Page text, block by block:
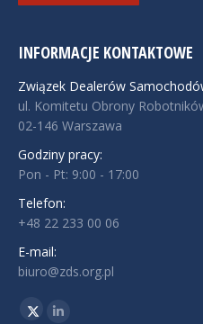
INFORMACJE KONTAKTOWE
Związek Dealerów
ul. Komitetu Obrony
02-146 Warszawa
Godziny pracy:
Pon - Pt: 9:00 - 17:00
Telefon:
+48 22 233 00 06
E-mail:
biuro@zds.org.pl
Znajdź nas na:
Twitter